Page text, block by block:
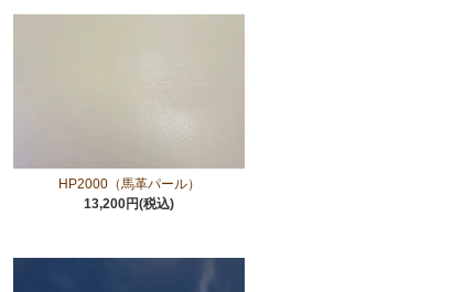
HP2000（馬革パール）
13,200円(税込)